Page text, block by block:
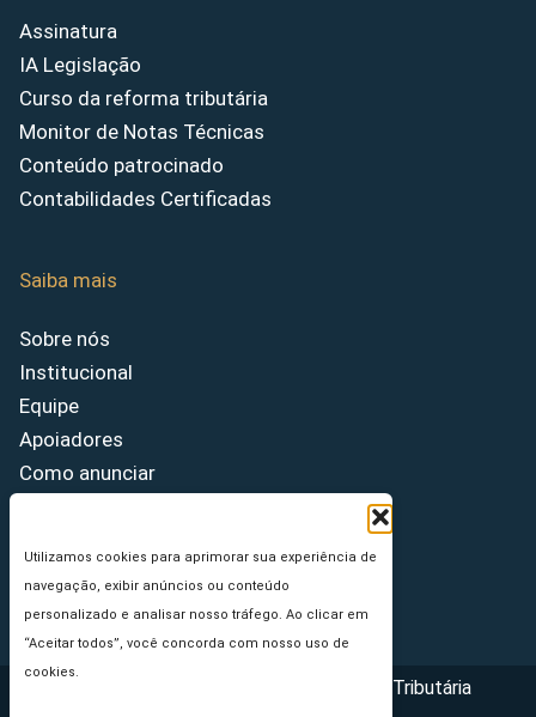
Utilizamos cookies para aprimorar sua experiência de
navegação, exibir anúncios ou conteúdo
personalizado e analisar nosso tráfego. Ao clicar em
“Aceitar todos”, você concorda com nosso uso de
cookies.
Assinatura
IA Legislação
Curso da reforma tributária
Monitor de Notas Técnicas
Conteúdo patrocinado
Contabilidades Certificadas
Saiba mais
Sobre nós
Institucional
Equipe
Apoiadores
Como anunciar
Princípios Editoriais
Copyright © 2026 - Portal da Reforma Tributária